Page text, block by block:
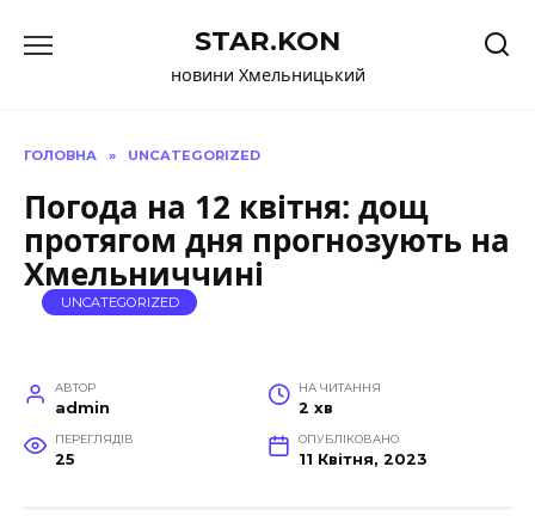
до
STAR.KON
новини Хмельницький
ГОЛОВНА » UNCATEGORIZED
Погода на 12 квітня: дощ
протягом дня прогнозують на
Хмельниччині
UNCATEGORIZED
АВТОР
admin
НА ЧИТАННЯ
2 хв
ПЕРЕГЛЯДІВ
25
ОПУБЛІКОВАНО
11 Квітня, 2023